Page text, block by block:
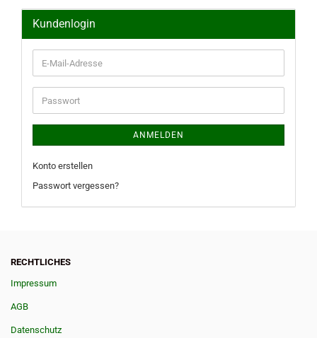
Kundenlogin
E-
Mail-
Adresse
Passwort
ANMELDEN
Konto erstellen
Passwort vergessen?
RECHTLICHES
Impressum
AGB
Datenschutz